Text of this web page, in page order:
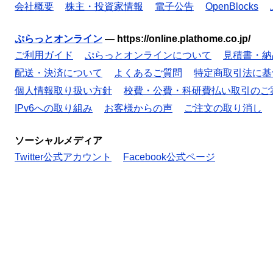
会社概要 株主・投資家情報 電子公告 OpenBlocks
ぷらっとオンライン — https://online.plathome.co.jp/
ご利用ガイド
ぷらっとオンラインについて
見積書・
配送・決済について
よくあるご質問
特定商取引法に
個人情報取り扱い方針
校費・公費・科研費払い取引のご
IPv6への取り組み
お客様からの声 ご注文の取り消し
ソーシャルメディア
Twitter公式アカウント
Facebook公式ページ